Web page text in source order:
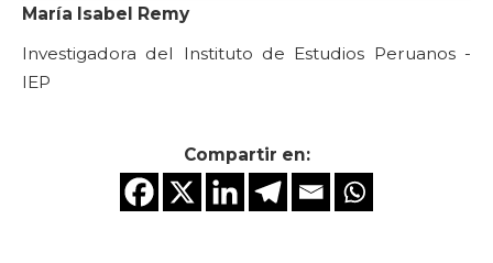
María Isabel Remy
Investigadora del Instituto de Estudios Peruanos -
IEP
Compartir en: